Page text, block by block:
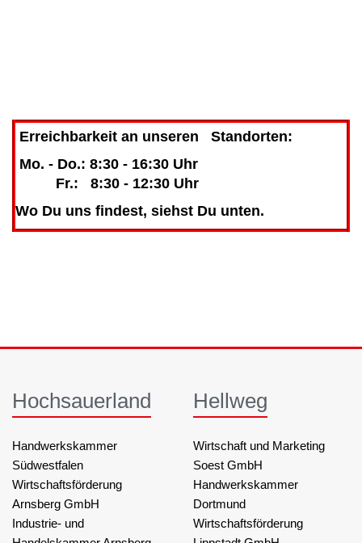
Erreichbarkeit an unseren Standorten:
Mo. - Do.: 8:30 - 16:30 Uhr
Fr.: 8:30 - 12:30 Uhr
Wo Du uns findest, siehst Du unten.
Hochsauerland
Handwerkskammer
Südwestfalen
Wirtschaftsförderung
Arnsberg GmbH
Industrie- und
Hellweg
Wirtschaft und Marketing
Soest GmbH
Handwerkskammer
Dortmund
Wirtschaftsförderung